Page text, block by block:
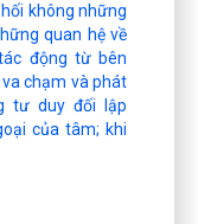
không những
quan hệ về
động từ bên
chạm và phát
tư duy đối lập
của tâm; khi